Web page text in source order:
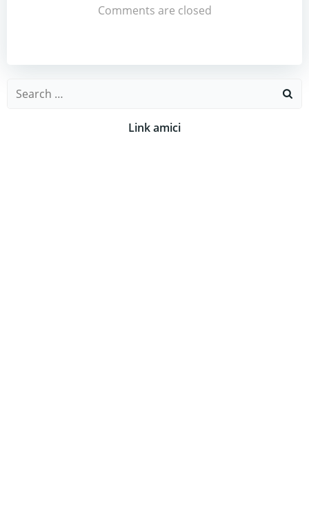
Comments are closed
Search
Link amici